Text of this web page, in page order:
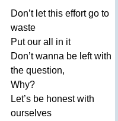
Don’t let this effort go to
waste
Put our all in it
Don’t wanna be left with
the question,
Why?
Let’s be honest with
ourselves